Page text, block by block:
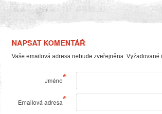
NAPSAT KOMENTÁŘ
Vaše emailová adresa nebude zveřejněna.
Jméno*
Emailová adresa*